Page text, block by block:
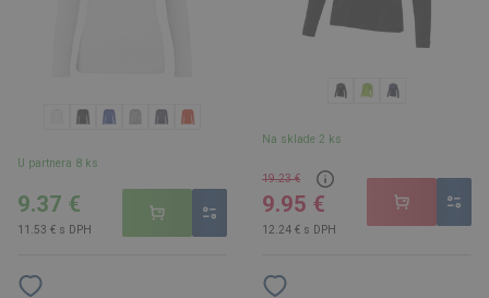
U partnera 8 ks
9.37 €
11.53 € s DPH
Na sklade 2 ks
19.23 €
9.95 €
12.24 € s DPH